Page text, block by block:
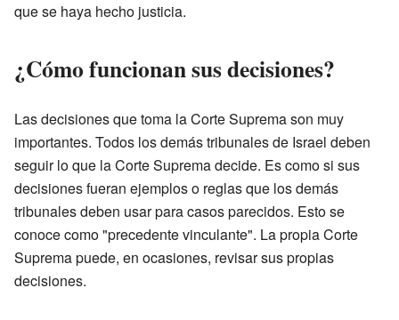
que se haya hecho justicia.
¿Cómo funcionan sus decisiones?
Las decisiones que toma la Corte Suprema son muy
importantes. Todos los demás tribunales de Israel deben
seguir lo que la Corte Suprema decide. Es como si sus
decisiones fueran ejemplos o reglas que los demás
tribunales deben usar para casos parecidos. Esto se
conoce como "precedente vinculante". La propia Corte
Suprema puede, en ocasiones, revisar sus propias
decisiones.